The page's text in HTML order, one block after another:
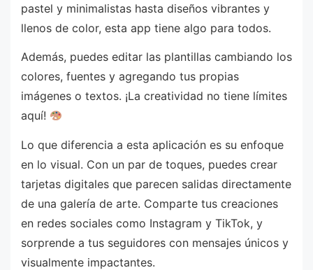
pastel y minimalistas hasta diseños vibrantes y
llenos de color, esta app tiene algo para todos.
Además, puedes editar las plantillas cambiando los
colores, fuentes y agregando tus propias
imágenes o textos. ¡La creatividad no tiene límites
aquí!
Lo que diferencia a esta aplicación es su enfoque
en lo visual. Con un par de toques, puedes crear
tarjetas digitales que parecen salidas directamente
de una galería de arte. Comparte tus creaciones
en redes sociales como Instagram y TikTok, y
sorprende a tus seguidores con mensajes únicos y
visualmente impactantes.